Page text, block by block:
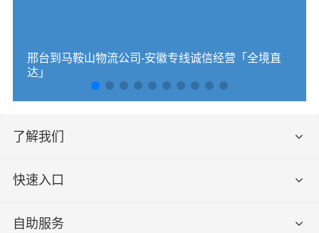
邢台到马鞍山物流公司-安徽专线诚信经营「全境直
达」
了解我们
快速入口
自助服务